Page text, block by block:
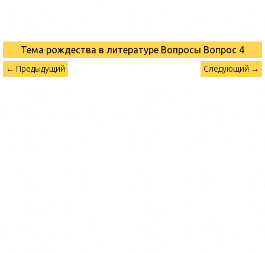
Тема рождества в литературе Вопросы Вопрос 4
← Предыдущий Следующий →